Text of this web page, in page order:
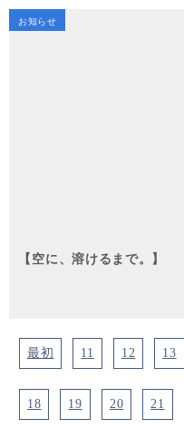
お知らせ
【空に、溶けるまで。】
最初 11 12 13
18 19 20 21